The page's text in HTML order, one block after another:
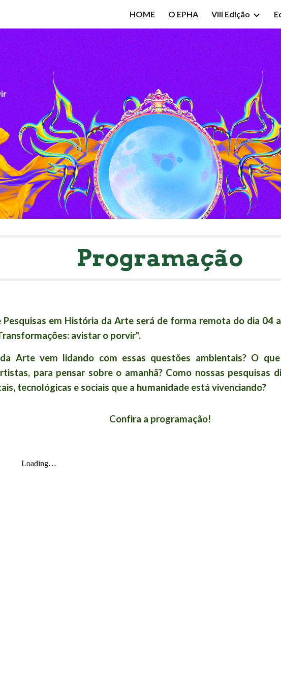
Skip to
HOME O EPHA VIII Edição
Programação
em História da Arte será de forma remota do dia 04
avistar o porvir".
Arte vem lidando com essas questões ambientais? O
para pensar sobre o amanhã? Como nossas pesquisas
tecnológicas e sociais que a humanidade está vivenciando?
Confira a programação!